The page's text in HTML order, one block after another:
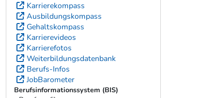
Karrierekompass
Ausbildungskompass
Gehaltskompass
Karrierevideos
Karrierefotos
Weiterbildungsdatenbank
Berufs-Infos
JobBarometer
Berufsinformationssystem (BIS)